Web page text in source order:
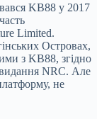
KB88 у 2017
Limited.
Островах,
з KB88, згідно
видання NRC. Але
не